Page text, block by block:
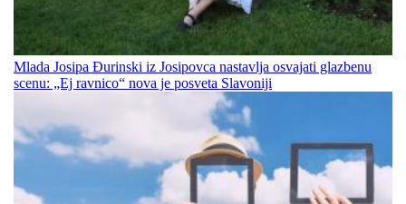
Mlada Josipa Đurinski iz Josipovca nastavlja osvajati glazbenu
scenu: „Ej ravnico“ nova je posveta Slavoniji